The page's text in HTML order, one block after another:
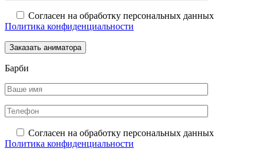
Согласен на обработку персональных данных
Политика конфиденциальности
Барби
Согласен на обработку персональных данных
Политика конфиденциальности